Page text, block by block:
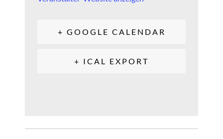
+ GOOGLE CALENDAR
+ ICAL EXPORT